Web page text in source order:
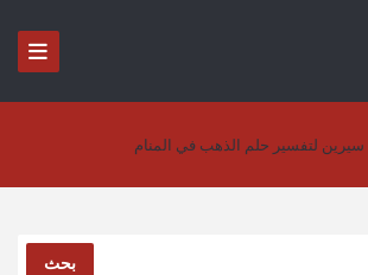
سيرين لتفسير حلم الذهب في المنام
بحث